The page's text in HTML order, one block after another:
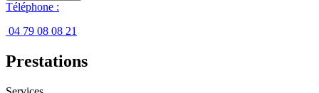
Téléphone :
04 79 08 08 21
Prestations